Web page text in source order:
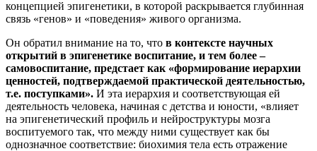
концепцией эпигенетики, в которой раскрывается глубинная
связь «генов» и «поведения» живого организма.
Он обратил внимание на то, что в контексте научных
открытий в эпигенетике воспитание, и тем более –
самовоспитание, предстает как «формирование иерархии
ценностей, подтверждаемой практической деятельностью,
т.е. поступками». И эта иерархия и соответствующая ей
деятельность человека, начиная с детства и юности, «влияет
на эпигенетический профиль и нейроструктуры мозга
воспитуемого так, что между ними существует как бы
однозначное соответствие: биохимия тела есть отражение